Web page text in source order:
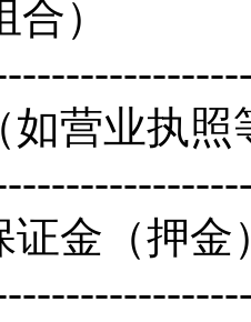
）
如营业执照
证金（押金